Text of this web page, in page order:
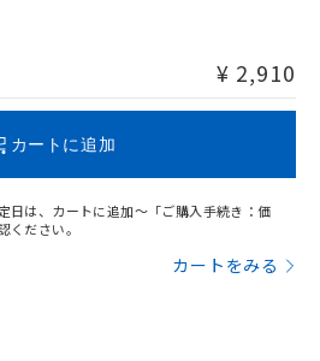
する可能性があります。
¥ 2,910
カートに追加
日は、カートに追加～「ご購入手続き：価
ください。
カートをみる